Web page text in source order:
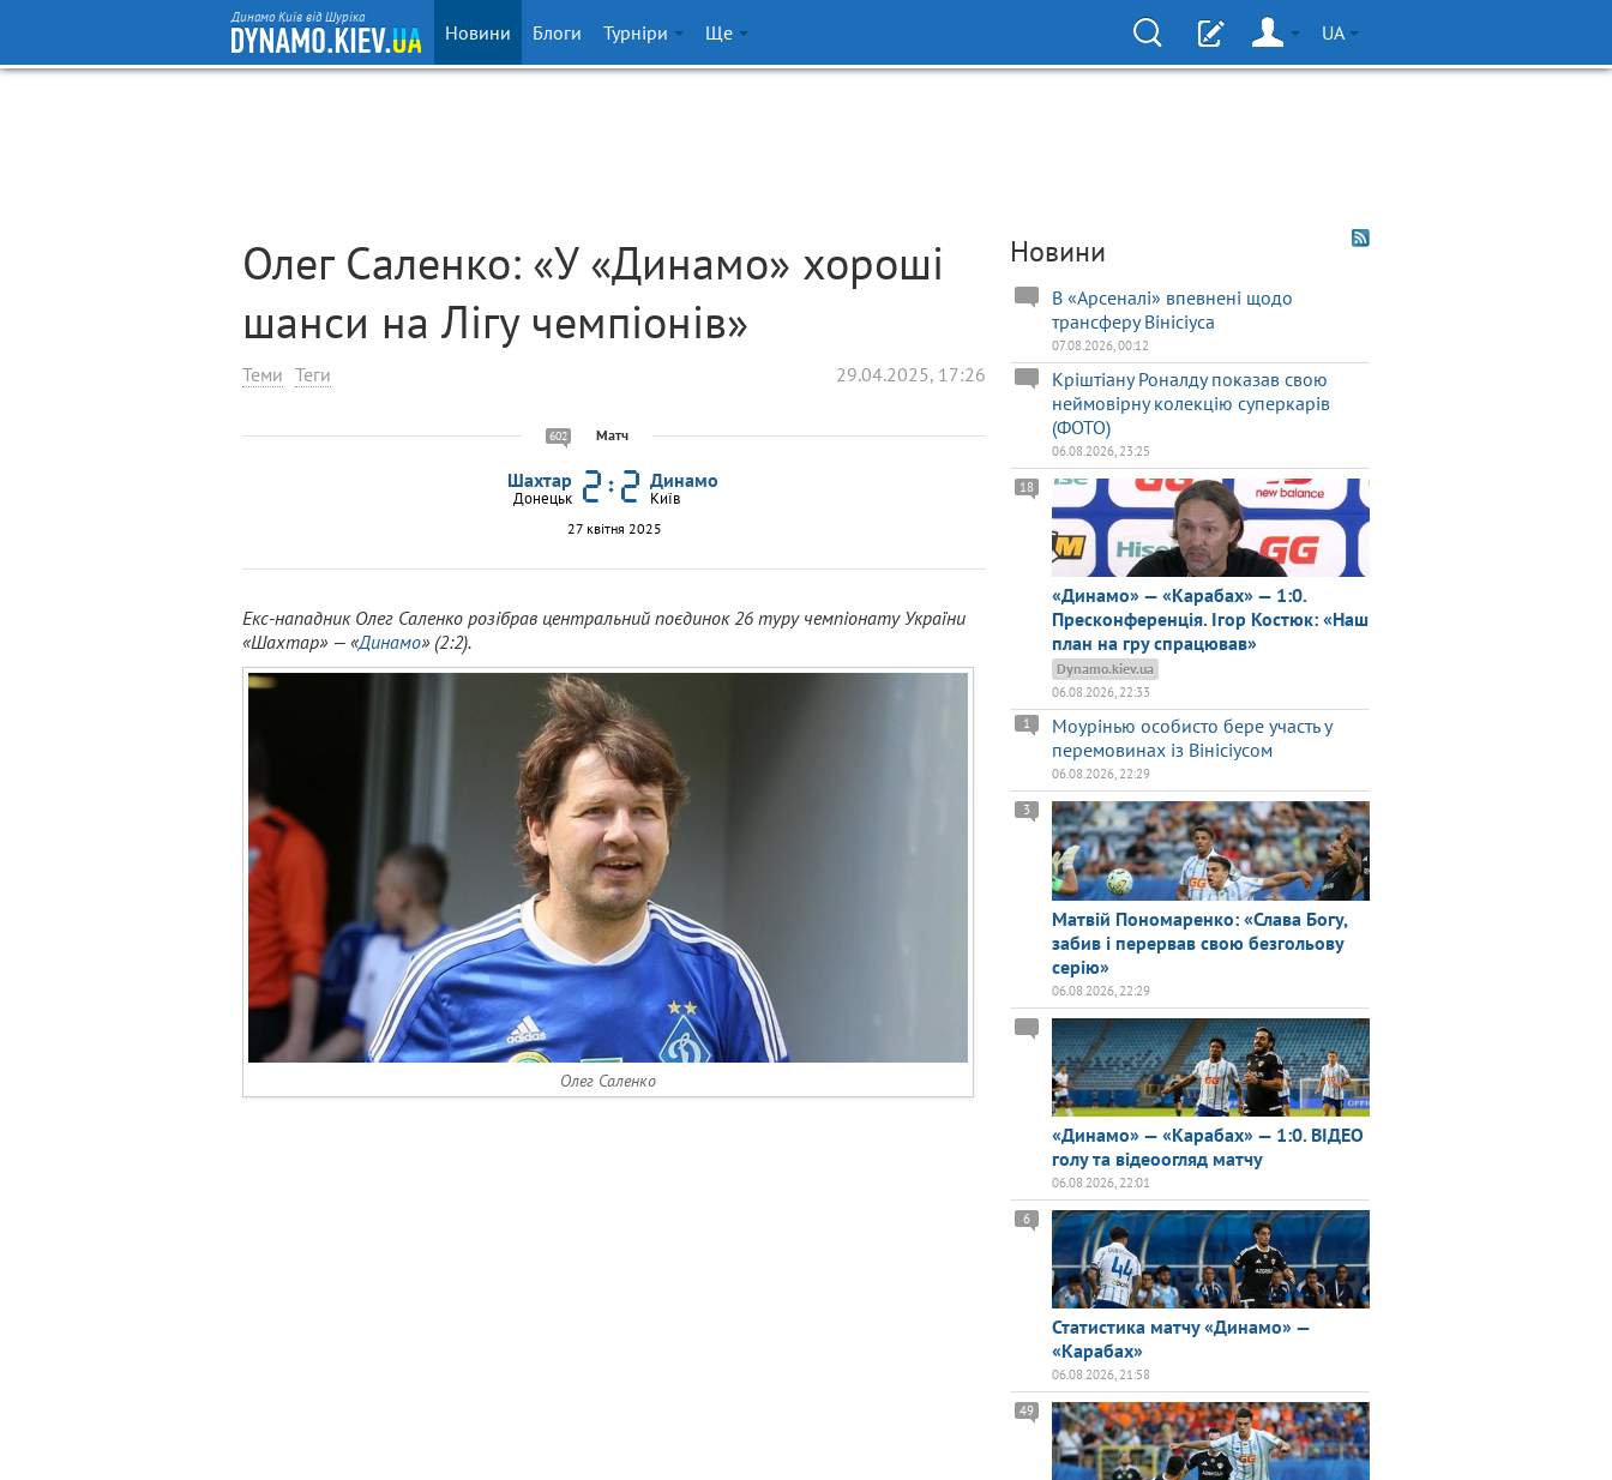
Динамо Київ від Шуріка
Новини Блоги Турніри Ще UA
Олег Саленко: «У «Динамо» хороші
шанси на Лігу чемпіонів»
Теми Теги 29.04.2025, 17:26
602 Матч
Шахтар
Донецьк
Динамо
Київ
27 квітня 2025
Екс-нападник Олег Саленко розібрав центральний поєдинок 26 туру чемпіонату України
«Шахтар» — «Динамо» (2:2).
Олег Саленко
Новини
В «Арсеналі» впевнені щодо
трансферу Вінісіуса
07.08.2026, 00:12
Кріштіану Роналду показав свою
неймовірну колекцію суперкарів
(ФОТО)
06.08.2026, 23:25
«Динамо» — «Карабах» — 1:0.
Пресконференція. Ігор Костюк: «Наш
план на гру спрацював»
18
Dynamo.kiev.ua
06.08.2026, 22:33
Моурінью особисто бере участь у
перемовинах із Вінісіусом
1
06.08.2026, 22:29
Матвій Пономаренко: «Слава Богу,
забив і перервав свою безгольову
серію»
3
06.08.2026, 22:29
«Динамо» — «Карабах» — 1:0. ВІДЕО
голу та відеоогляд матчу
06.08.2026, 22:01
Статистика матчу «Динамо» —
«Карабах»
6
06.08.2026, 21:58
49